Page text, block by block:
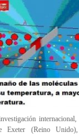
Exeter (Reino